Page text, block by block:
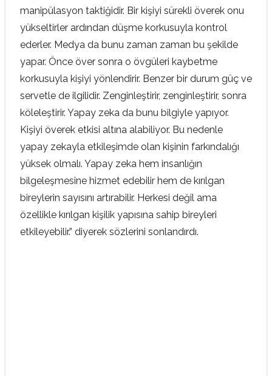
manipülasyon taktiğidir. Bir kişiyi sürekli överek onu
yükseltirler ardından düşme korkusuyla kontrol
ederler. Medya da bunu zaman zaman bu şekilde
yapar. Önce över sonra o övgüleri kaybetme
korkusuyla kişiyi yönlendirir. Benzer bir durum güç ve
servetle de ilgilidir. Zenginleştirir, zenginleştirir, sonra
köleleştirir. Yapay zeka da bunu bilgiyle yapıyor.
Kişiyi överek etkisi altına alabiliyor. Bu nedenle
yapay zekayla etkileşimde olan kişinin farkındalığı
yüksek olmalı. Yapay zeka hem insanlığın
bilgeleşmesine hizmet edebilir hem de kırılgan
bireylerin sayısını artırabilir. Herkesi değil ama
özellikle kırılgan kişilik yapısına sahip bireyleri
etkileyebilir.” diyerek sözlerini sonlandırdı.